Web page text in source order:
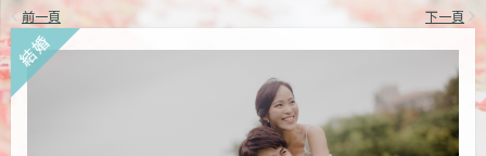
前一頁 下一頁